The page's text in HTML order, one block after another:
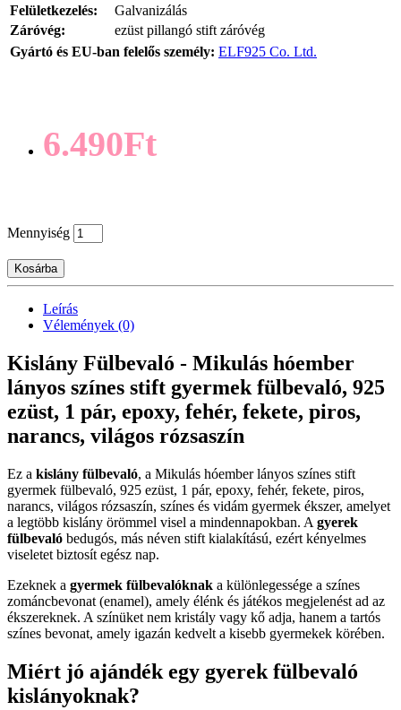
Felületkezelés:
Galvanizálás
Záróvég:
ezüst pillangó stift záróvég
Gyártó és EU-ban felelős személy: ELF925 Co. Ltd.
6.490Ft
Mennyiség
Kosárba
Leírás
Vélemények (0)
Kislány Fülbevaló - Mikulás hóember
lányos színes stift gyermek fülbevaló, 925
ezüst, 1 pár, epoxy, fehér, fekete, piros,
narancs, világos rózsaszín
Ez a kislány fülbevaló, a Mikulás hóember lányos színes stift
gyermek fülbevaló, 925 ezüst, 1 pár, epoxy, fehér, fekete, piros,
narancs, világos rózsaszín, színes és vidám gyermek ékszer, amelyet
a legtöbb kislány örömmel visel a mindennapokban. A gyerek
fülbevaló bedugós, más néven stift kialakítású, ezért kényelmes
viseletet biztosít egész nap.
Ezeknek a gyermek fülbevalóknak a különlegessége a színes
zománcbevonat (enamel), amely élénk és játékos megjelenést ad az
ékszereknek. A színüket nem kristály vagy kő adja, hanem a tartós
színes bevonat, amely igazán kedvelt a kisebb gyermekek körében.
Miért jó ajándék egy gyerek fülbevaló
kislányoknak?